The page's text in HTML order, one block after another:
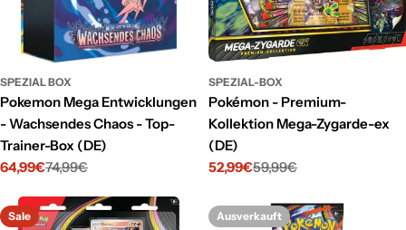
SPEZIAL BOX
Pokemon Mega Entwicklungen
- Wachsendes Chaos - Top-
Trainer-Box (DE)
Verkaufspreis
64,99€
Regulärer74,99€
SPEZIAL-BOX
Pokémon - Premium-
Kollektion Mega-Zygarde-ex
(DE)
Verkaufspreis
52,99€
Regulärer59,99€
Sale Ausverkauft